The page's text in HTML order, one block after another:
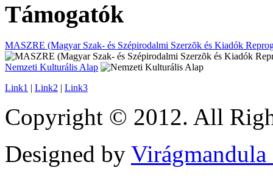
Támogatók
MASZRE (Magyar Szak- és Szépirodalmi Szerzõk és Kiadók
Nemzeti Kulturális Alap
Link1 | Link2 | Link3
Copyright © 2012. All
Designed by